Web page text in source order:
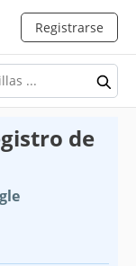
Registrarse
de